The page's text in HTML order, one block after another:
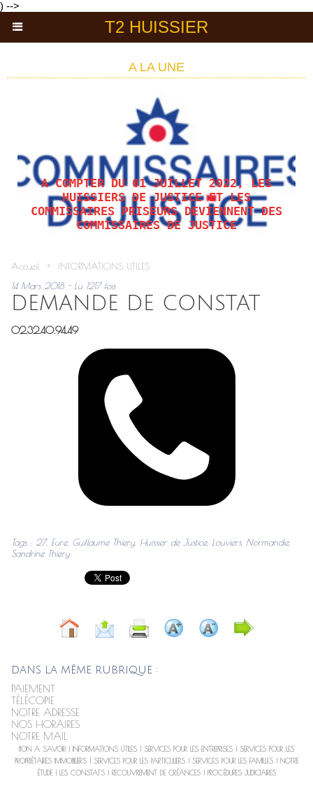
) -->
T2 HUISSIER
A LA UNE
A COMPTER DU 01 JUILLET 2022, LES
HUISSIERS DE JUSTICE ET LES
COMMISSAIRES PRISEURS DEVIENNENT DES
COMMISSAIRES DE JUSTICE
Accueil >
INFORMATIONS UTILES
14 Mars 2018 - Lu 1217 fois
DEMANDE DE CONSTAT
02.32.40.94.49
Tags: 27, Eure, Guillaume Thiery, Huissier de Justice, Louviers, Normandie,
Sandrine Thiery
DANS LA MÊME RUBRIQUE :
PAIEMENT
TÉLÉCOPIE
NOTRE ADRESSE
NOS HORAIRES
NOTRE MAIL
BON A SAVOIR | INFORMATIONS UTILES | SERVICES POUR LES ENTREPRISES | SERVICES POUR LES
PROPRIÉTAIRES IMMOBILIERS | SERVICES POUR LES PARTICULIERS | SERVICES POUR LES FAMILLES | NOTRE
ÉTUDE | LES CONSTATS | RECOUVREMENT DE CRÉANCES | PROCÉDURES JUDICIAIRES